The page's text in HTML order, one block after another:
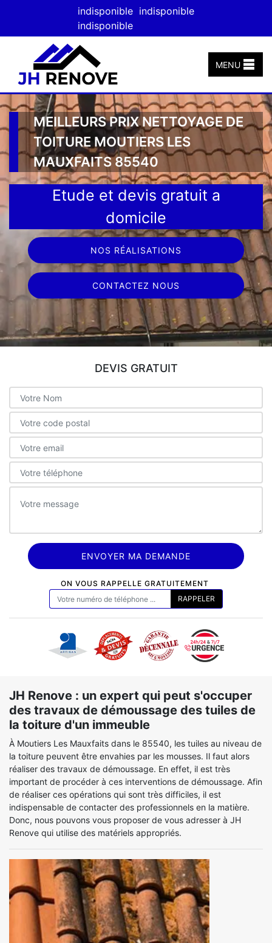
indisponible indisponible
indisponible
MENU
MEILLEURS PRIX NETTOYAGE DE
TOITURE MOUTIERS LES
MAUXFAITS 85540
Etude et devis gratuit a
domicile
NOS RÉALISATIONS
CONTACTEZ NOUS
DEVIS GRATUIT
ON VOUS RAPPELLE GRATUITEMENT
JH Renove : un expert qui peut s'occuper
des travaux de démoussage des tuiles de
la toiture d'un immeuble
À Moutiers Les Mauxfaits dans le 85540, les tuiles au niveau de
la toiture peuvent être envahies par les mousses. Il faut alors
réaliser des travaux de démoussage. En effet, il est très
important de procéder à ces interventions de démoussage. Afin
de réaliser ces opérations qui sont très difficiles, il est
indispensable de contacter des professionnels en la matière.
Donc, nous pouvons vous proposer de vous adresser à JH
Renove qui utilise des matériels appropriés.